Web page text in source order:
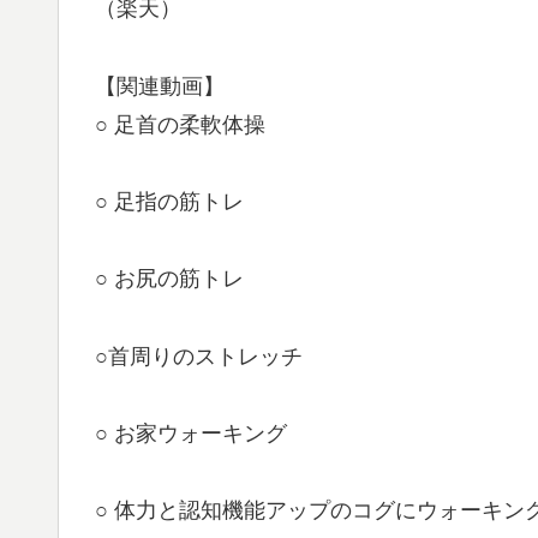
（楽天）
【関連動画】
○ 足首の柔軟体操
○ 足指の筋トレ
○ お尻の筋トレ
○首周りのストレッチ
○ お家ウォーキング
○ 体力と認知機能アップのコグにウォーキン